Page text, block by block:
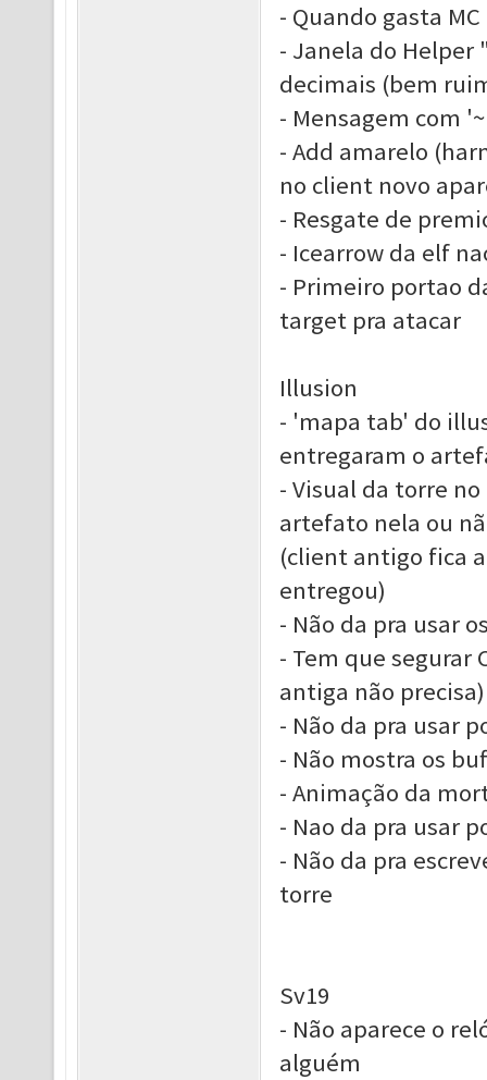
- Quando gasta
- Janela do Helper
decimais (bem
- Mensagem com
- Add amarelo
no client novo
- Resgate de
- Icearrow da elf
- Primeiro portao
target pra atacar
Illusion
- 'mapa tab' do
entregaram o
- Visual da torre
artefato nela ou
(client antigo fica
entregou)
- Não da pra usar
- Tem que
antiga não precisa)
- Não da pra usar
- Não mostra os
- Animação da
- Nao da pra usar
- Não da pra
torre
Sv19
- Não aparece o
alguém